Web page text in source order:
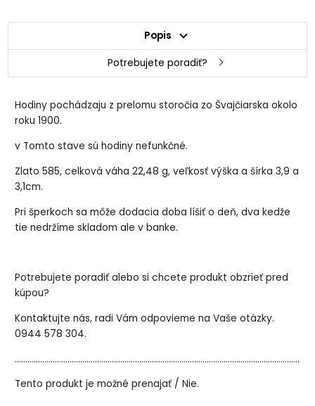
Popis
Potrebujete poradiť?
Hodiny pochádzaju z prelomu storočia zo Švajčiarska okolo
roku 1900.
v Tomto stave sú hodiny nefunkčné.
Zlato 585, celková váha 22,48 g, veľkosť výška a šírka 3,9 a
3,1cm.
Pri šperkoch sa môže dodacia doba líšiť o deň, dva kedže
tie nedržíme skladom ale v banke.
Potrebujete poradiť alebo si chcete produkt obzrieť pred
kúpou?
Kontaktujte nás, radi Vám odpovieme na Vaše otázky.
0944 578 304.
Tento produkt je možné prenajať / Nie.